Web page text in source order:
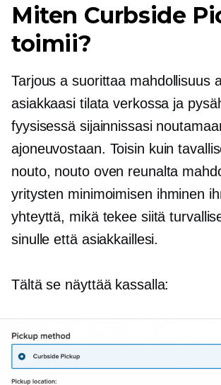
Miten Curbside
toimii?
Tarjous asuorittaa mahdollisuus
asiakkaasi tilata verkossa ja
fyysisessä sijainnissasi
ajoneuvostaan. Toisin kuin
nouto, nouto oven reunalta
yritysten minimoimisen ihminen
yhteyttä, mikä tekee siitä
sinulle että asiakkaillesi.
Tältä se näyttää kassalla: